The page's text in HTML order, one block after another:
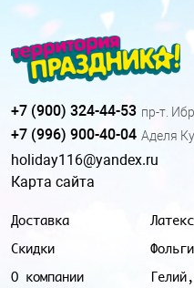
Доставка
Скидки
О компании
+7 (900) 324-44-53 пр-т.
+7 (996) 900-40-04 Аделя
holiday116@yandex.ru
Карта сайта